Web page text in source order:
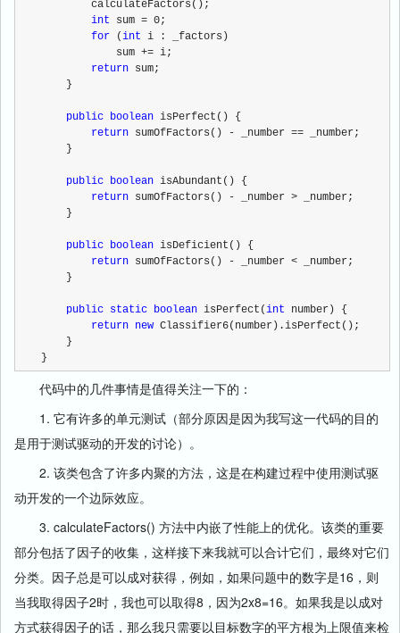
        calculateFactors();
int sum = 0;
for (int i : _factors)
            sum += i;
return sum;
    }
public boolean isPerfect() {
return sumOfFactors() - _number == _number;
    }
public boolean isAbundant() {
return sumOfFactors() - _number > _number;
    }
public boolean isDeficient() {
return sumOfFactors() - _number < _number;
    }
public static boolean isPerfect(int number) {
return new Classifier6(number).isPerfect();
    }
}
代码中的几件事情是值得关注一下的：
1. 它有许多的单元测试（部分原因是因为我写这一代码的目的
是用于测试驱动的开发的讨论）。
2. 该类包含了许多内聚的方法，这是在构建过程中使用测试驱
动开发的一个边际效应。
3. calculateFactors() 方法中内嵌了性能上的优化。该类的重要
部分包括了因子的收集，这样接下来我就可以合计它们，最终对它们
分类。因子总是可以成对获得，例如，如果问题中的数字是16，则
当我取得因子2时，我也可以取得8，因为2x8=16。如果我是以成对
方式获得因子的话，那么我只需要以目标数字的平方根为上限值来检